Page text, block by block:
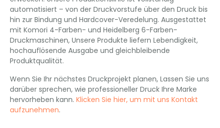
automatisiert – von der Druckvorstufe über den Druck bis
hin zur Bindung und Hardcover-Veredelung. Ausgestattet
mit Komori 4-Farben- und Heidelberg 6-Farben-
Druckmaschinen, Unsere Produkte liefern Lebendigkeit,
hochauflösende Ausgabe und gleichbleibende
Produktqualität.
Wenn Sie Ihr nächstes Druckprojekt planen, Lassen Sie uns
darüber sprechen, wie professioneller Druck Ihre Marke
hervorheben kann. Klicken Sie hier, um mit uns Kontakt
aufzunehmen.